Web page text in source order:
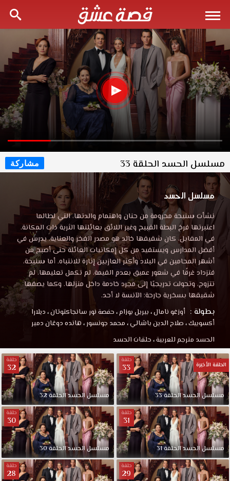
مسلسل الحسد الحلقة 33 مشاركة
مسلسل الحسد
نشأت سنيحة محرومة من حنان واهتمام والدتها، التي لطالما
اعتبرتها فرخ البطة القبيح وغير اللائق بعائلتها الثرية ذات المكانة.
في المقابل، كان شقيقها خالد هو مصدر الفخر والعناية، يدرس في
أفضل المدارس ويستفيد من كل إمكانيات العائلة حتى أصبح من
أشهر المحامين في البلاد وأكثر العازبين إثارة للانتباه. أما سنيحة،
فتزداد غرقًا في شعور عميق بعدم القيمة، لم تكمل تعليمها، لم
تتزوج، وتحولت تدريجيًا إلى مجرد خادمة داخل منزلها. وكما يصفها
شقيقها بسخرية جارحة: الآنسة لا أحد.
بطولة : أوزغو نامال، بيريل بوزام، حفصة نور سانجاكتوتان، ديلارا
أكسوييك، صلاح الدين باشالي، محمد جونسور ، هانده دوغان دمير
الحسد مترجم للعربية، حلقات الحسد
الحلقة الأخيرة
حلقة
33
مسلسل الحسد الحلقة 33
حلقة
32
مسلسل الحسد الحلقة 32
حلقة
31
مسلسل الحسد الحلقة 31
حلقة
30
مسلسل الحسد الحلقة 30
حلقة
29
حلقة
28